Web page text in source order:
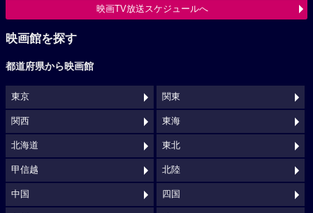
映画TV放送スケジュールへ
映画館を探す
都道府県から映画館
東京 関東
関西 東海
北海道 東北
甲信越 北陸
中国 四国